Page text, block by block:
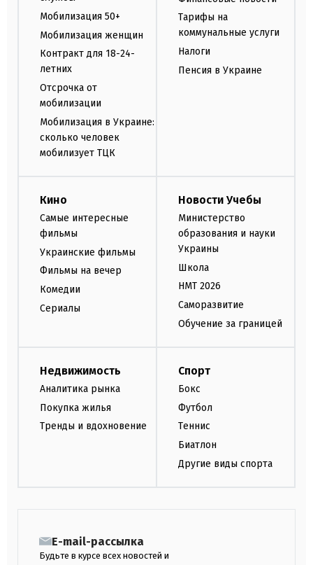
Мобилизация 50+
Мобилизация женщин
Контракт для 18-24-
летних
Отсрочка от
мобилизации
Мобилизация в Украине:
сколько человек
мобилизует ТЦК
Тарифы на
коммунальные услуги
Налоги
Пенсия в Украине
Кино
Самые интересные
фильмы
Украинские фильмы
Фильмы на вечер
Комедии
Сериалы
Новости Учебы
Министерство
образования и науки
Украины
Школа
НМТ 2026
Саморазвитие
Обучение за границей
Недвижимость
Аналитика рынка
Покупка жилья
Тренды и вдохновение
Спорт
Бокс
Футбол
Теннис
Биатлон
Другие виды спорта
E-mail-рассылка
Будьте в курсе всех новостей и